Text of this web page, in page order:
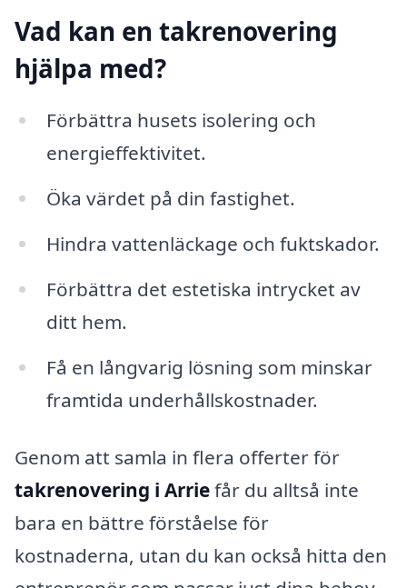
Vad kan en takrenovering
hjälpa med?
Förbättra husets isolering och
energieffektivitet.
Öka värdet på din fastighet.
Hindra vattenläckage och fuktskador.
Förbättra det estetiska intrycket av
ditt hem.
Få en långvarig lösning som minskar
framtida underhållskostnader.
Genom att samla in flera offerter för
takrenovering i Arriefår du alltså inte
bara en bättre förståelse för
kostnaderna, utan du kan också hitta den